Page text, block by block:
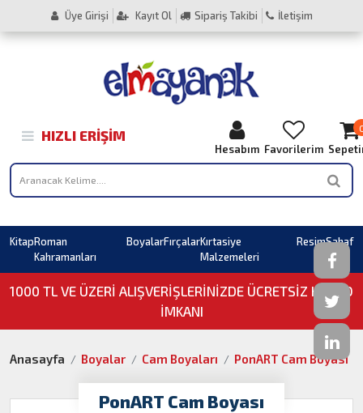
Üye Girişi Kayıt Ol Sipariş Takibi İletişim
HIZLI ERIŞIM
Hesabım Favorilerim
KitapRoman
Kahramanları
BoyalarFırçalarKırtasiye
Malzemeleri
ResimSahaf
1000 TL VE ÜZERI ALIŞVERIŞLERINIZDE ÜCRETSİZ KARGO
İMKANI
Anasayfa Boyalar Cam Boyaları PonART Cam Boyası
PonART Cam Boyası